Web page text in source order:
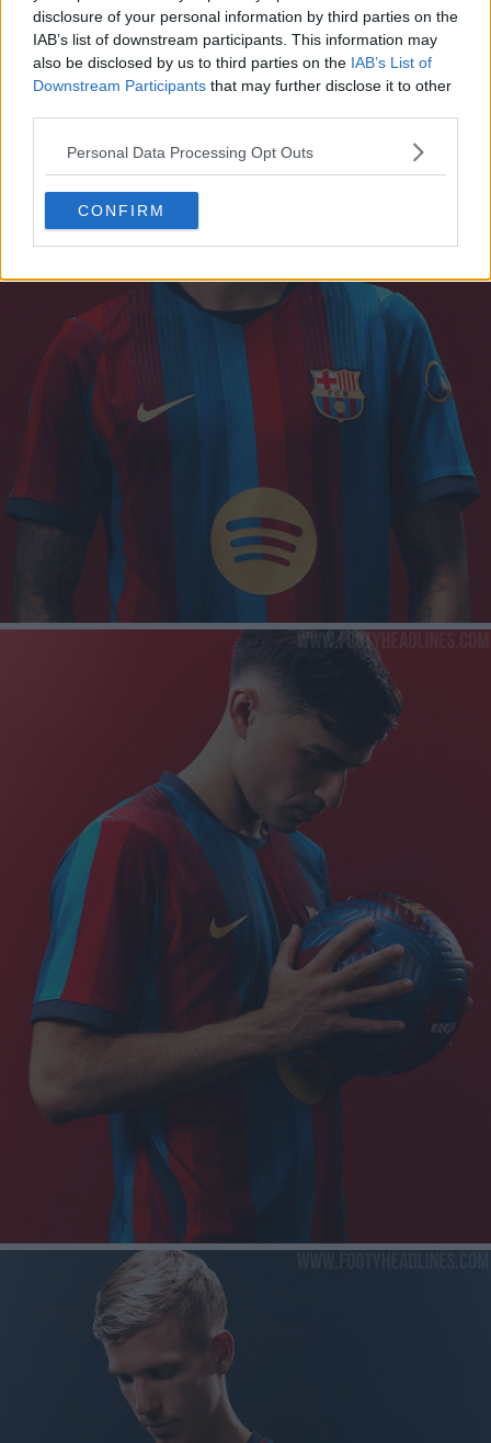
disclosure of your personal information by third parties on the
IAB’s list of downstream participants. This information may
also be disclosed by us to third parties on the IAB’s List of
Downstream Participants that may further disclose it to other
Personal Data Processing Opt Outs
CONFIRM